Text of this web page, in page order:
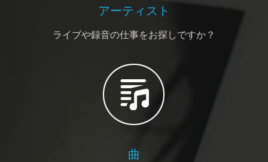
アーティスト
ライブや録音の仕事をお探しですか？
曲